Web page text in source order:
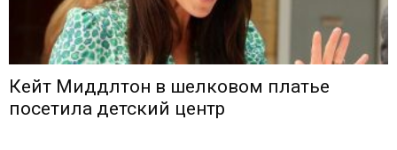
Кейт Миддлтон в шелковом платье
посетила детский центр